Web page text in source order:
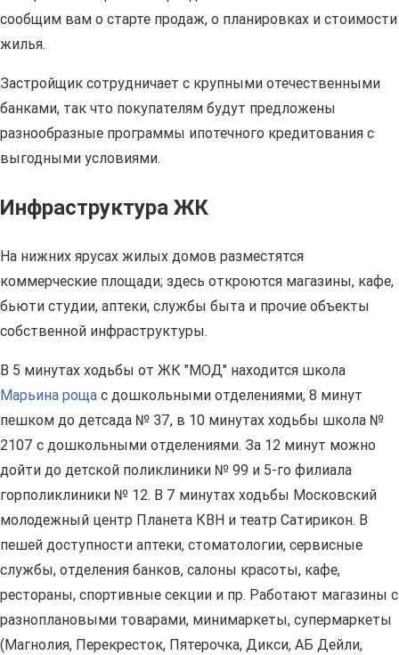
сообщим вам о старте продаж, о планировках и стоимости
жилья.
Застройщик сотрудничает с крупными отечественными
банками, так что покупателям будут предложены
разнообразные программы ипотечного кредитования с
выгодными условиями.
Инфраструктура ЖК
На нижних ярусах жилых домов разместятся
коммерческие площади; здесь откроются магазины, кафе,
бьюти студии, аптеки, службы быта и прочие объекты
собственной инфраструктуры.
В 5 минутах ходьбы от ЖК "МОД" находится школа
Марьина роща с дошкольными отделениями, 8 минут
пешком до детсада № 37, в 10 минутах ходьбы школа №
2107 с дошкольными отделениями. За 12 минут можно
дойти до детской поликлиники № 99 и 5-го филиала
горполиклиники № 12. В 7 минутах ходьбы Московский
молодежный центр Планета КВН и театр Сатирикон. В
пешей доступности аптеки, стоматологии, сервисные
службы, отделения банков, салоны красоты, кафе,
рестораны, спортивные секции и пр. Работают магазины с
разноплановыми товарами, минимаркеты, супермаркеты
(Магнолия, Перекресток, Пятерочка, Дикси, АБ Дейли,